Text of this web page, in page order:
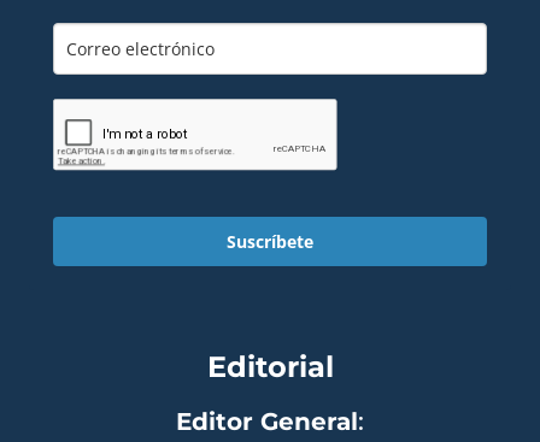
Suscríbete
Editorial
Editor General: